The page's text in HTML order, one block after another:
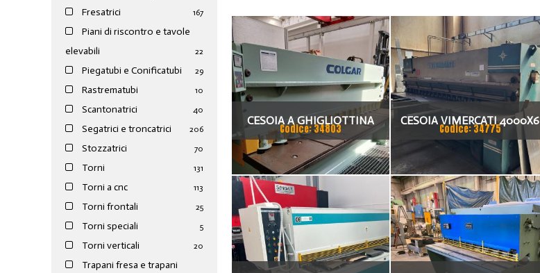
Fresatrici 167
Piani di riscontro e tavole
elevabili
22
Piegatubi e Conificatubi 29
Rastrematubi 10
Scantonatrici 40
Segatrici e troncatrici 206
Stozzatrici 70
Torni 131
Torni a cnc 113
Torni frontali 25
Torni speciali 5
Torni verticali 20
Trapani fresa e trapani
CESOIA A GHIGLIOTTINA
COLGAR IDRAULICA CM 3006
Codice: 34803
CESOIA VIMERCATI 4000X6
Codice: 34775